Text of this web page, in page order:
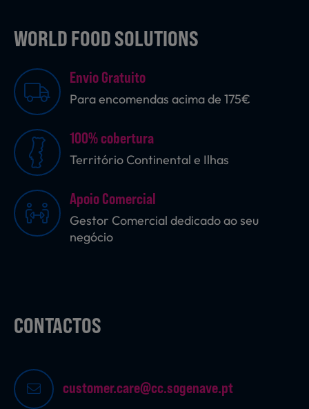
WORLD FOOD SOLUTIONS
Envio Gratuito
Para encomendas acima de 175€
100% cobertura
Território Continental e Ilhas
Apoio Comercial
Gestor Comercial dedicado ao seu
negócio
CONTACTOS
customer.care@cc.sogenave.pt